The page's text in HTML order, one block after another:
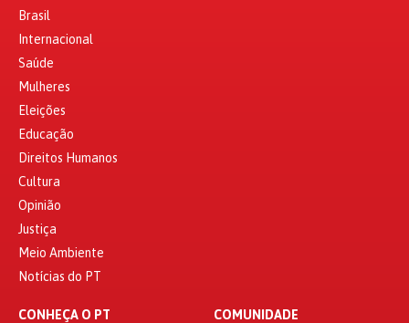
Brasil
Internacional
Saúde
Mulheres
Eleições
Educação
Direitos Humanos
Cultura
Opinião
Justiça
Meio Ambiente
Notícias do PT
CONHEÇA O PT COMUNIDADE